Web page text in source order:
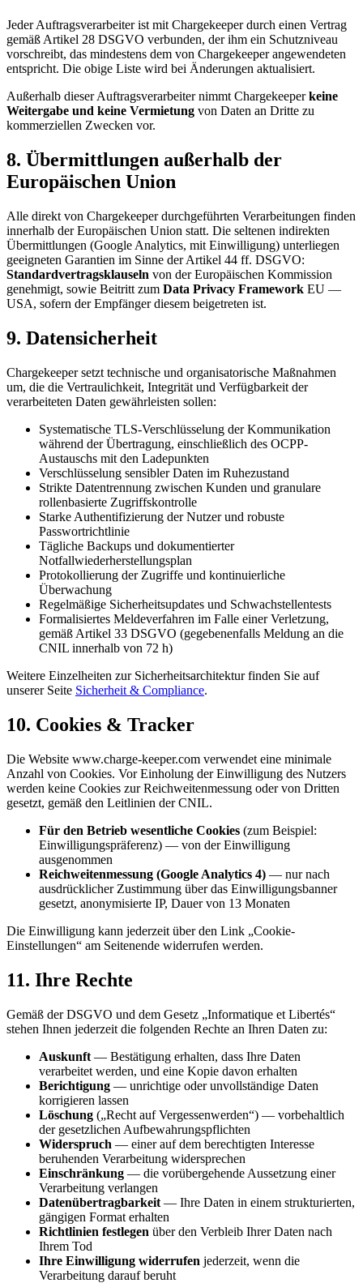
Jeder Auftragsverarbeiter ist mit Chargekeeper durch einen Vertrag
gemäß Artikel 28 DSGVO verbunden, der ihm ein Schutzniveau
vorschreibt, das mindestens dem von Chargekeeper angewendeten
entspricht. Die obige Liste wird bei Änderungen aktualisiert.
Außerhalb dieser Auftragsverarbeiter nimmt Chargekeeperkeine
Weitergabe und keine Vermietung von Daten an Dritte zu
kommerziellen Zwecken vor.
8. Übermittlungen außerhalb der
Europäischen Union
Alle direkt von Chargekeeper durchgeführten Verarbeitungen finden
innerhalb der Europäischen Union statt. Die seltenen indirekten
Übermittlungen (Google Analytics, mit Einwilligung) unterliegen
geeigneten Garantien im Sinne der Artikel 44 ff. DSGVO:
Standardvertragsklauseln von der Europäischen Kommission
genehmigt, sowie Beitritt zum Data Privacy Framework EU —
USA, sofern der Empfänger diesem beigetreten ist.
9. Datensicherheit
Chargekeeper setzt technische und organisatorische Maßnahmen
um, die die Vertraulichkeit, Integrität und Verfügbarkeit der
verarbeiteten Daten gewährleisten sollen:
Systematische TLS-Verschlüsselung der Kommunikation
während der Übertragung, einschließlich des OCPP-
Austauschs mit den Ladepunkten
Verschlüsselung sensibler Daten im Ruhezustand
Strikte Datentrennung zwischen Kunden und granulare
rollenbasierte Zugriffskontrolle
Starke Authentifizierung der Nutzer und robuste
Passwortrichtlinie
Tägliche Backups und dokumentierter
Notfallwiederherstellungsplan
Protokollierung der Zugriffe und kontinuierliche
Überwachung
Regelmäßige Sicherheitsupdates und Schwachstellentests
Formalisiertes Meldeverfahren im Falle einer Verletzung,
gemäß Artikel 33 DSGVO (gegebenenfalls Meldung an die
CNIL innerhalb von 72 h)
Weitere Einzelheiten zur Sicherheitsarchitektur finden Sie auf
unserer Seite Sicherheit & Compliance.
10. Cookies & Tracker
Die Website www.charge-keeper.com verwendet eine minimale
Anzahl von Cookies. Vor Einholung der Einwilligung des Nutzers
werden keine Cookies zur Reichweitenmessung oder von Dritten
gesetzt, gemäß den Leitlinien der CNIL.
Für den Betrieb wesentliche Cookies (zum Beispiel:
Einwilligungspräferenz) — von der Einwilligung
ausgenommen
Reichweitenmessung (Google Analytics 4) — nur nach
ausdrücklicher Zustimmung über das Einwilligungsbanner
gesetzt, anonymisierte IP, Dauer von 13 Monaten
Die Einwilligung kann jederzeit über den Link „Cookie-
Einstellungen“ am Seitenende widerrufen werden.
11. Ihre Rechte
Gemäß der DSGVO und dem Gesetz „Informatique et Libertés“
stehen Ihnen jederzeit die folgenden Rechte an Ihren Daten zu:
Auskunft — Bestätigung erhalten, dass Ihre Daten
verarbeitet werden, und eine Kopie davon erhalten
Berichtigung — unrichtige oder unvollständige Daten
korrigieren lassen
Löschung („Recht auf Vergessenwerden“) — vorbehaltlich
der gesetzlichen Aufbewahrungspflichten
Widerspruch — einer auf dem berechtigten Interesse
beruhenden Verarbeitung widersprechen
Einschränkung — die vorübergehende Aussetzung einer
Verarbeitung verlangen
Datenübertragbarkeit — Ihre Daten in einem strukturierten,
gängigen Format erhalten
Richtlinien festlegen über den Verbleib Ihrer Daten nach
Ihrem Tod
Ihre Einwilligung widerrufen jederzeit, wenn die
Verarbeitung darauf beruht